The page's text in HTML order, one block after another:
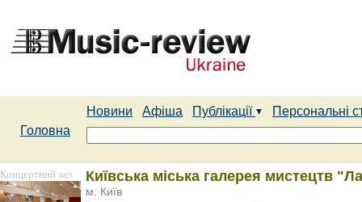
Новини Афіша Публікації
Персональні
Головна
Концертний зал Київська міська галерея мистецтв
м. Київ